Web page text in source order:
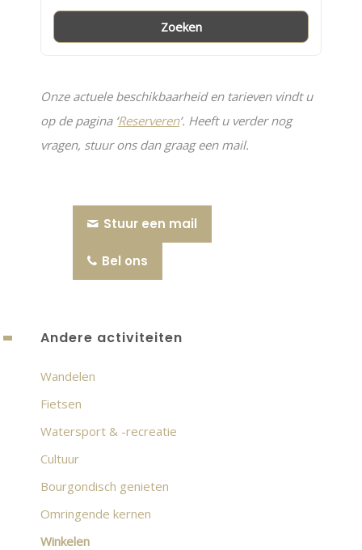
Zoeken
Onze actuele beschikbaarheid en tarieven vindt u
op de pagina ‘Reserveren‘. Heeft u verder nog
vragen, stuur ons dan graag een mail.
Stuur een mail
Bel ons
Andere activiteiten
Wandelen
Fietsen
Watersport & -recreatie
Cultuur
Bourgondisch genieten
Omringende kernen
Winkelen